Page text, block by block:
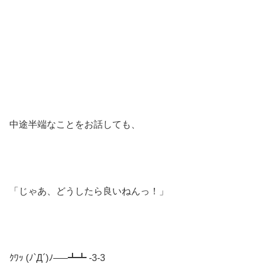
中途半端なことをお話しても、
「じゃあ、どうしたら良いねんっ！」
ｸﾜｯ (ﾉ`Д´)ﾉ—–┻┻ -3-3